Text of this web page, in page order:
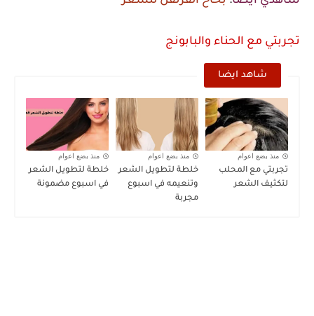
تجربتي مع الحناء والبابونج
شاهد ايضا
منذ بضع اعوام
تجربتي مع المحلب
لتكثيف الشعر
منذ بضع اعوام
خلطة لتطويل الشعر
وتنعيمه في اسبوع
مجربة
منذ بضع اعوام
خلطة لتطويل الشعر
في اسبوع مضمونة